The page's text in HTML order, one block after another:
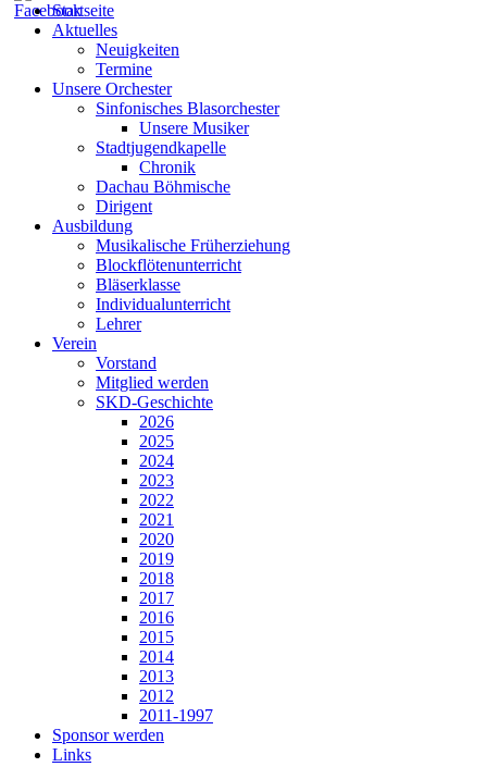
Startseite
Aktuelles
Neuigkeiten
Termine
Unsere Orchester
Sinfonisches Blasorchester
Unsere Musiker
Stadtjugendkapelle
Chronik
Dachau Böhmische
Dirigent
Ausbildung
Musikalische Früherziehung
Blockflötenunterricht
Bläserklasse
Individual­unterricht
Lehrer
Verein
Vorstand
Mitglied werden
SKD-Geschichte
2026
2025
2024
2023
2022
2021
2020
2019
2018
2017
2016
2015
2014
2013
2012
2011-1997
Sponsor werden
Links